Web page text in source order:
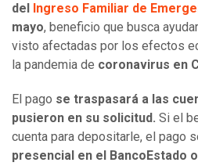
del
Ingreso Familiar de
mayo, beneficio que busca
visto afectadas por los efectos
la pandemia de coronavirus en
El pago se traspasará a las
pusieron en su solicitud. Si el
cuenta para depositarle, el pago
presencial en el BancoEstado